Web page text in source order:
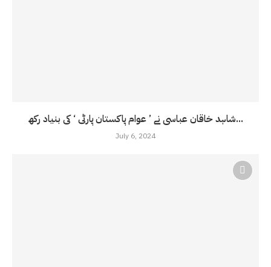
شاہد خاقان عباسی نے ’ عوام پاکستان پارٹی ‘ کی بنیاد رکھ...
July 6, 2024